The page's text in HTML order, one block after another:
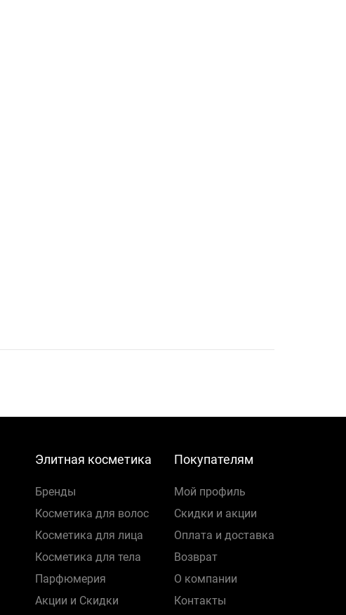
Элитная косметика
Бренды
Косметика для волос
Косметика для лица
Косметика для тела
Парфюмерия
Акции и Скидки
Покупателям
Мой профиль
Скидки и акции
Оплата и доставка
Возврат
О компании
Контакты